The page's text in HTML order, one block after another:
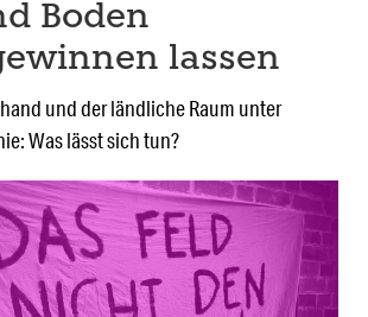
Boden
lassen
und der ländliche Raum unter
Was lässt sich tun?